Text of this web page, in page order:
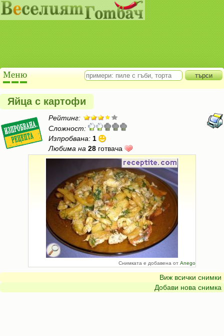
Яйца с картофи
Рейтинг:
Сложност:
Изпробвана: 1
Любима на 28 готвача
Снимката е добавена от Anego
Виж всички снимки
Добави нова снимка